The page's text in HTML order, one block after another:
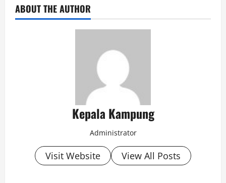
ABOUT THE AUTHOR
Kepala Kampung
Administrator
Visit Website View All Posts